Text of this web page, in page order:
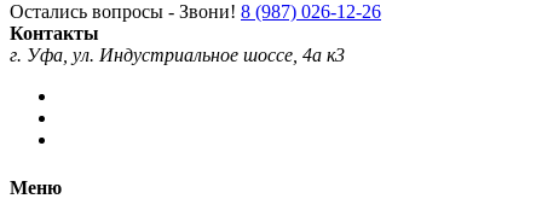
Остались вопросы - Звони! 8 (987) 026-12-26
Контакты
г. Уфа, ул. Индустриальное шоссе, 4а к3
Меню